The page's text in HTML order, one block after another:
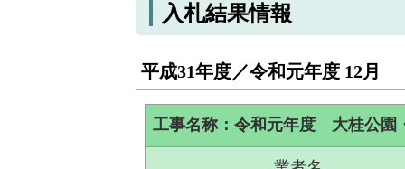
入札結果情報
平成31年度／令和元年度 12月
工事名称：令和元年度 大桂公園